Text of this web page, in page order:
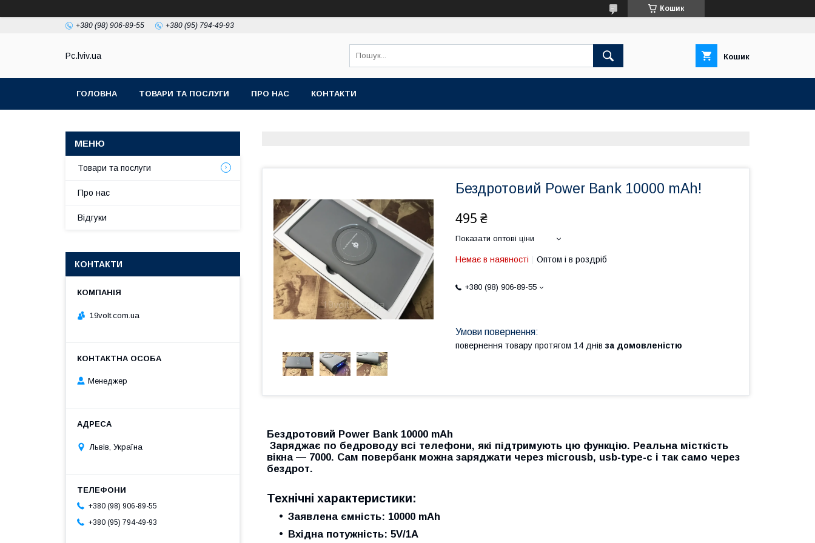
Кошик
+380 (98) 906-89-55 +380 (95) 794-49-93
Pc.lviv.ua Кошик
ГОЛОВНА ТОВАРИ ТА ПОСЛУГИ ПРО НАС КОНТАКТИ
Бездротовий Power Bank 10000 mAh!
495 ₴
Показати оптові ціни
Немає в наявності Оптом і в роздріб
+380 (98) 906-89-55
повернення товару протягом 14 днів за домовленістю
Бездротовий Power Bank 10000 mAh
Заряджає по бедроводу всі телефони, які підтримують цю функцію. Реальна місткість
вікна — 7000. Сам повербанк можна заряджати через microusb, usb-type-c і так само через
бездрот.
Технічні характеристики:
Заявлена ємність: 10000 mAh
Вхідна потужність: 5V/1A
Товари та послуги
Про нас
Відгуки
КОНТАКТИ
19volt.com.ua
Менеджер
Львів, Україна
+380 (98) 906-89-55
+380 (95) 794-49-93